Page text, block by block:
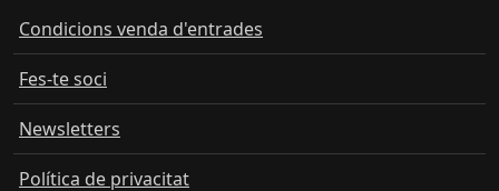
Condicions venda d'entrades
Fes-te soci
Newsletters
Política de privacitat